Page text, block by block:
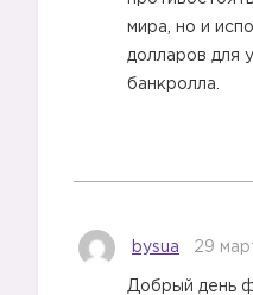
мира, но и
долларов для
банкролла.
bysua 29
Добрый день